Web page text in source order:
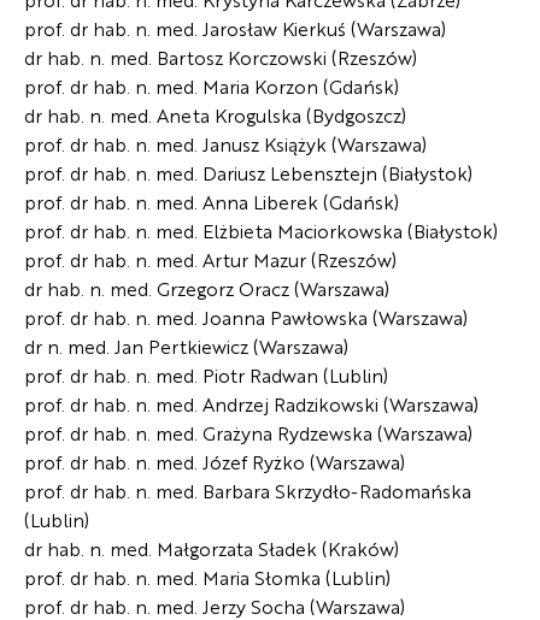
prof. dr hab. n. med. Jarosław Kierkuś (Warszawa)
dr hab. n. med. Bartosz Korczowski (Rzeszów)
prof. dr hab. n. med. Maria Korzon (Gdańsk)
dr hab. n. med. Aneta Krogulska (Bydgoszcz)
prof. dr hab. n. med. Janusz Książyk (Warszawa)
prof. dr hab. n. med. Dariusz Lebensztejn (Białystok)
prof. dr hab. n. med. Anna Liberek (Gdańsk)
prof. dr hab. n. med. Elżbieta Maciorkowska (Białystok)
prof. dr hab. n. med. Artur Mazur (Rzeszów)
dr hab. n. med. Grzegorz Oracz (Warszawa)
prof. dr hab. n. med. Joanna Pawłowska (Warszawa)
dr n. med. Jan Pertkiewicz (Warszawa)
prof. dr hab. n. med. Piotr Radwan (Lublin)
prof. dr hab. n. med. Andrzej Radzikowski (Warszawa)
prof. dr hab. n. med. Grażyna Rydzewska (Warszawa)
prof. dr hab. n. med. Józef Ryżko (Warszawa)
prof. dr hab. n. med. Barbara Skrzydło-Radomańska
(Lublin)
dr hab. n. med. Małgorzata Sładek (Kraków)
prof. dr hab. n. med. Maria Słomka (Lublin)
prof. dr hab. n. med. Jerzy Socha (Warszawa)